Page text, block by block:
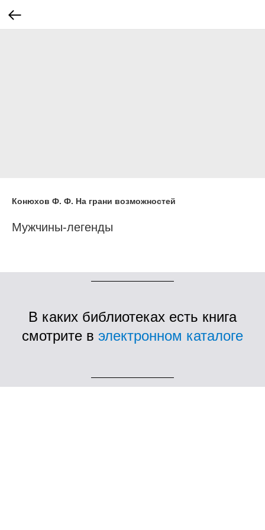
Конюхов Ф. Ф. На грани возможностей
Мужчины-легенды
В каких библиотеках есть книга
смотрите в электронном каталоге